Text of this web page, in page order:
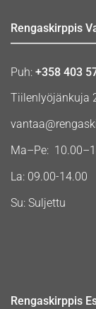
Rengaskirppis
Puh: +358 403
Tiilenlyöjänkuja
Ma–Pe:
La: 09.00-14.00
Su: Suljettu
Rengaskirppis